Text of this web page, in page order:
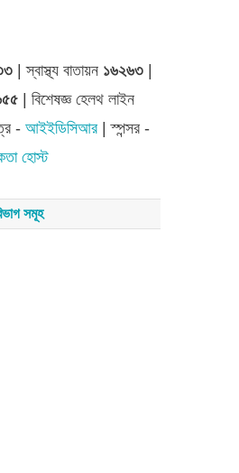
| স্বাস্থ্য বাতায়ন ১৬২৬৩
| বিশেষজ্ঞ হেলথ লাইন
-আইইডিসিআর| স্পন্সর -
হোস্ট
সমূহ